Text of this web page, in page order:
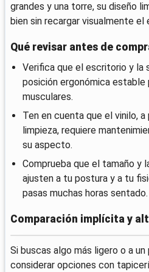
grandes y una torre, su diseño
bien sin recargar visualmente el
Qué revisar antes de
Verifica que el escritorio y la
posición ergonómica estable
musculares.
Ten en cuenta que el vinilo,
limpieza, requiere
su aspecto.
Comprueba que el tamaño y
ajusten a tu postura y a tu
pasas muchas horas sentado.
Comparación implícita y
Si buscas algo más ligero o a
considerar opciones con